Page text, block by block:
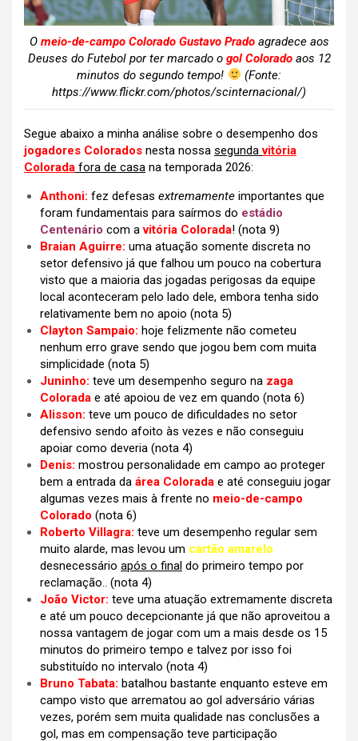
O meio-de-campo Colorado Gustavo Pradoagradece aos
Deuses do Futebol por ter marcado o gol Coloradoaos 12
minutos do segundo tempo!
(Fonte:
https://www.flickr.com/photos/scinternacional/)
Segue abaixo a minha análise sobre o desempenho dos
jogadores Colorados nesta nossa segundavitória
Colorada fora de casa na temporada 2026:
Anthoni: fez defesas extremamente importantes que
foram fundamentais para saírmos do estádio
Centenário com avitória Colorada! (nota 9)
Braian Aguirre: uma atuação somente discreta no
setor defensivo já que falhou um pouco na cobertura
visto que a maioria das jogadas perigosas da equipe
local aconteceram pelo lado dele, embora tenha sido
relativamente bem no apoio (nota 5)
Clayton Sampaio: hoje felizmente não cometeu
nenhum erro grave sendo que jogou bem com muita
simplicidade (nota 5)
Juninho: teve um desempenho seguro na zaga
Colorada e até apoiou de vez em quando (nota 6)
Alisson: teve um pouco de dificuldades no setor
defensivo sendo afoito às vezes e não conseguiu
apoiar como deveria (nota 4)
Denis: mostrou personalidade em campo ao proteger
bem a entrada da área Colorada e até conseguiu jogar
algumas vezes mais à frente no meio-de-campo
Colorado (nota 6)
Roberto Villagra: teve um desempenho regular sem
muito alarde, mas levou um cartão amarelo
desnecessário após o final do primeiro tempo por
reclamação.. (nota 4)
João Victor: teve uma atuação extremamente discreta
e até um pouco decepcionante já que não aproveitou a
nossa vantagem de jogar com um a mais desde os 15
minutos do primeiro tempo e talvez por isso foi
substituído no intervalo (nota 4)
Bruno Tabata: batalhou bastante enquanto esteve em
campo visto que arrematou ao gol adversário várias
vezes, porém sem muita qualidade nas conclusões a
gol, mas em compensação teve participação